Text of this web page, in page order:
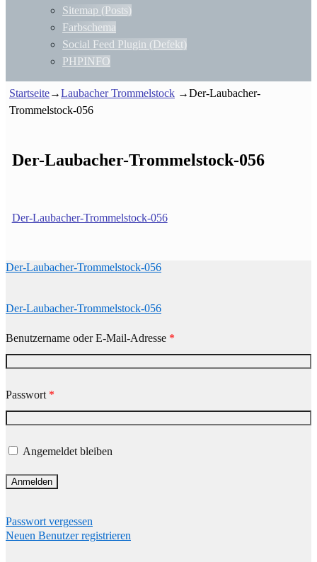
Sitemap (Posts)
Farbschema
Social Feed Plugin (Defekt)
PHPINFO
Startseite→Laubacher Trommelstock →Der-Laubacher-
Trommelstock-056
Der-Laubacher-Trommelstock-056
Der-Laubacher-Trommelstock-056
Der-Laubacher-Trommelstock-056
Der-Laubacher-Trommelstock-056
Benutzername oder E-Mail-Adresse *
Passwort *
Angemeldet bleiben
Passwort vergessen
Neuen Benutzer registrieren